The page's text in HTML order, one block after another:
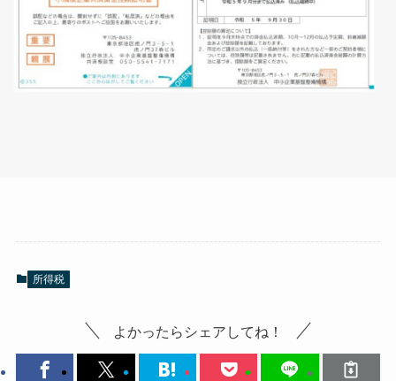
所得税
よかったらシェアしてね！